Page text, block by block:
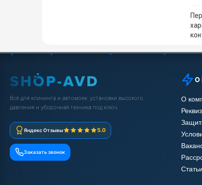
Всё для клининга и автомоек: установки высокого
давления и уборочная техника под ключ.
Яндекс Отзывы 5.0
Заказать звонок
О
О
Статьи